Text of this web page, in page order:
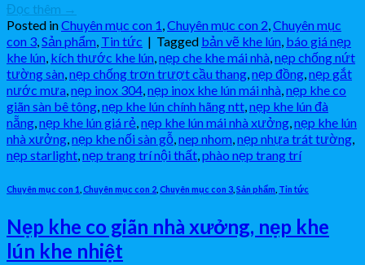
Đọc thêm →
Posted inChuyên mục con 1,Chuyên mục con 2,Chuyên mục
con 3,Sản phẩm, Tin tức | Tagged bản vẽ khe lún, báo giá nẹp
khe lún, kích thước khe lún,nẹp che khe mái nhà,nẹp chống nứt
tường sàn,nẹp chống trơn trượt cầu thang,nẹp đồng,nẹp gắt
nước mưa,nẹp inox 304,nẹp inox khe lún mái nhà,nẹp khe co
giãn sàn bê tông,nẹp khe lún chính hãng ntt,nẹp khe lún đà
nẵng,nẹp khe lún giá rẻ,nẹp khe lún mái nhà xưởng,nẹp khe lún
nhà xưởng,nẹp khe nối sàn gỗ,nep nhom,nẹp nhựa trát tường,
nẹp starlight,nẹp trang trí nội thất,phào nẹp trang trí
Chuyên mục con 1 Chuyên mục con 2 Chuyên mục con 3 Sản phẩm Tin tức
Nẹp khe co giãn nhà xưởng, nẹp khe
lún khe nhiệt